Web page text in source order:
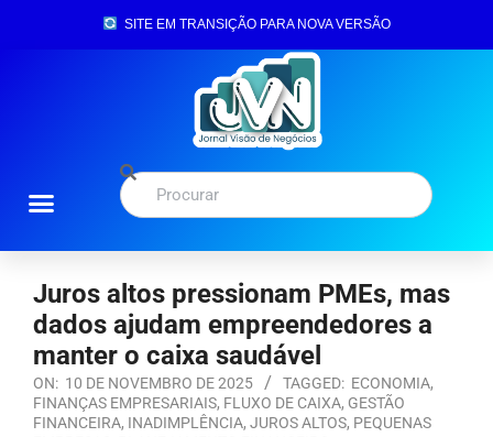
SITE EM TRANSIÇÃO PARA NOVA VERSÃO
Juros altos pressionam PMEs, mas
dados ajudam empreendedores a
manter o caixa saudável
ON: 10 DE NOVEMBRO DE 2025 TAGGED: ECONOMIA,
FINANÇAS EMPRESARIAIS, FLUXO DE CAIXA, GESTÃO
FINANCEIRA, INADIMPLÊNCIA, JUROS ALTOS, PEQUENAS